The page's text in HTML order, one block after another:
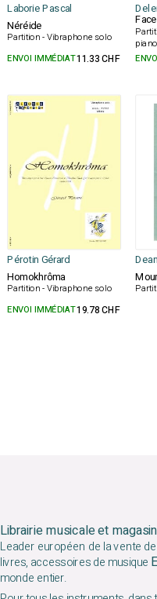
Laborie Pascal
Néréide
Partition - Vibraphone solo piano
ENVOI IMMÉDIAT11.33 CHF
Pérotin Gérard
Homokhrôma
Partition - Vibraphone solo
ENVOI IMMÉDIAT19.78 CHF
Librairie musicale et
Leader européen de la vente
livres, accessoires de musique
monde entier.